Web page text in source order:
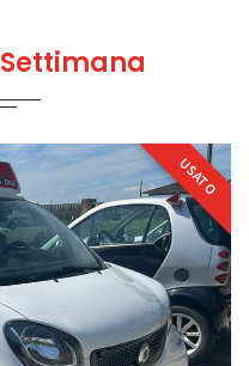
Settimana
USATO